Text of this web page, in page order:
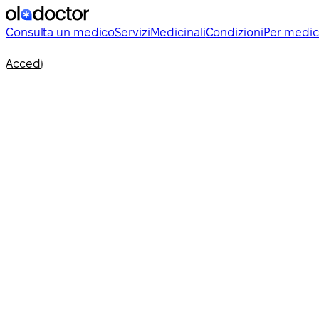
Consulta un medicoServiziMedicinaliCondizioniPer
Accedi